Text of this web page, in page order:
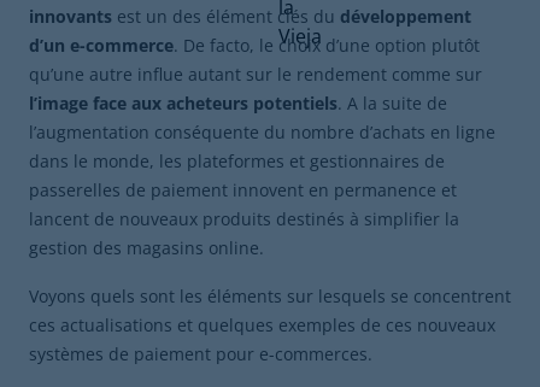
innovants est un des élément clés du développement
d’un e-commerce. De facto, le choix d’une option plutôt
qu’une autre influe autant sur le rendement comme sur
l’image face aux acheteurs potentiels. A la suite de
l’augmentation conséquente du nombre d’achats en ligne
dans le monde, les plateformes et gestionnaires de
passerelles de paiement innovent en permanence et
lancent de nouveaux produits destinés à simplifier la
gestion des magasins online.
Voyons quels sont les éléments sur lesquels se concentrent
ces actualisations et quelques exemples de ces nouveaux
systèmes de paiement pour e-commerces.